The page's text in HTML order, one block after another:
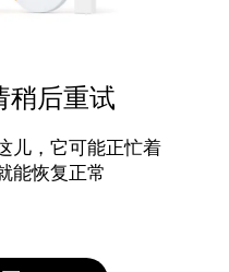
稍后重试
儿，它可能正忙着
能恢复正常